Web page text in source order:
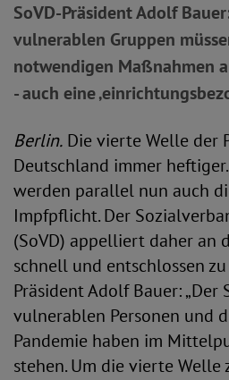
SoVD-Präsident Adolf
vulnerablen Gruppen
notwendigen Maßnahmen
- auch eine
Berlin. Die vierte Welle der
Deutschland immer
werden parallel nun auch
Impfpflicht. Der
(SoVD) appelliert daher an
schnell und entschlossen
Präsident Adolf Bauer: „Der
vulnerablen Personen und
Pandemie haben im
stehen. Um die vierte Welle